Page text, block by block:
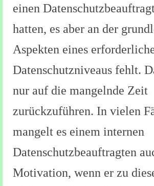
einen
hatten, es aber an der
Aspekten eines
Datenschutzniveaus fehlt.
nur auf die mangelnde Zeit
zurückzuführen. In vielen
mangelt es einem internen
Datenschutzbeauftragten
Motivation, wenn er zu